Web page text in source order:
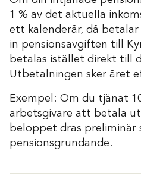
1 % av det aktuella
ett kalenderår, då
in pensionsavgiften till
betalas istället direkt till
Utbetalningen sker året
Exempel: Om du tjänat
arbetsgivare att betala
beloppet dras
pensionsgrundande.